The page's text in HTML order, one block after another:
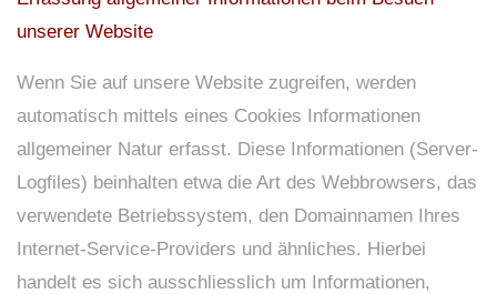
unserer Website
Wenn Sie auf unsere Website zugreifen, werden
automatisch mittels eines Cookies Informationen
allgemeiner Natur erfasst. Diese Informationen (Server-
Logfiles) beinhalten etwa die Art des Webbrowsers, das
verwendete Betriebssystem, den Domainnamen Ihres
Internet-Service-Providers und ähnliches. Hierbei
handelt es sich ausschliesslich um Informationen,